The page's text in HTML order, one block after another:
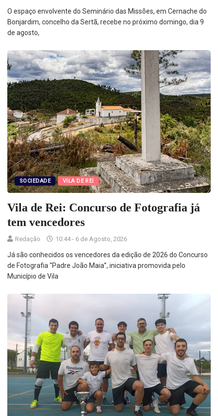
O espaço envolvente do Seminário das Missões, em Cernache do
Bonjardim, concelho da Sertã, recebe no próximo domingo, dia 9
de agosto,
SOCIEDADE VILA DE REI
Vila de Rei: Concurso de Fotografia já
tem vencedores
Redação 10:44 - 6 de Agosto, 2026
Já são conhecidos os vencedores da edição de 2026 do Concurso
de Fotografia “Padre João Maia”, iniciativa promovida pelo
Município de Vila